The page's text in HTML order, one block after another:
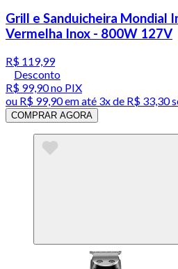
Grill e Sanduicheira Mondial
Vermelha Inox - 800W 127V
R$ 119,99
Desconto
R$ 99,90no PIX
ou R$ 99,90em até 3x de R$ 33,30
COMPRAR AGORA